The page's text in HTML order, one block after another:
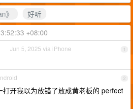
》
好听
+08:00
1
Jun 5, 2025 via iPhone
2
开我以为放错了放成黄老板的 perfect